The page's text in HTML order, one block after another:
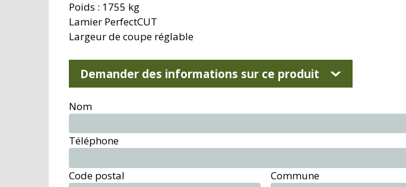
Poids : 1755 kg
Lamier PerfectCUT
Largeur de coupe réglable
Demander des informations sur ce produit
Nom
Téléphone
Code postal Commune